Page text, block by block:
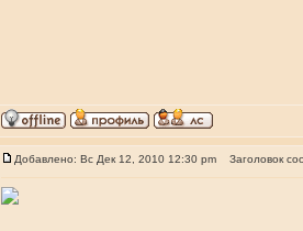
Добавлено: Вс Дек 12, 2010 12:30 pm Заголовок